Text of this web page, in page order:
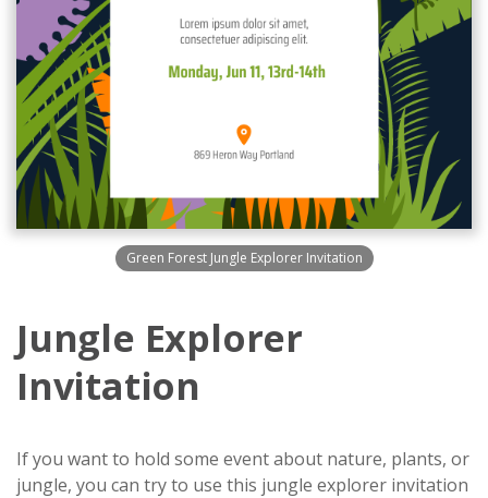
Green Forest Jungle Explorer Invitation
Jungle Explorer
Invitation
If you want to hold some event about nature, plants, or
jungle, you can try to use this jungle explorer invitation